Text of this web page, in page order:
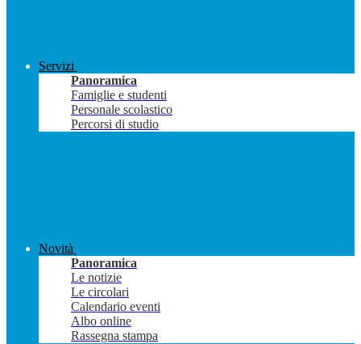
Servizi
Panoramica
Famiglie e studenti
Personale scolastico
Percorsi di studio
Novità
Panoramica
Le notizie
Le circolari
Calendario eventi
Albo online
Rassegna stampa